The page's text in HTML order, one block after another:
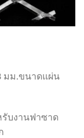
มม.ขนาดแผ่น
รับงานฟาซาด